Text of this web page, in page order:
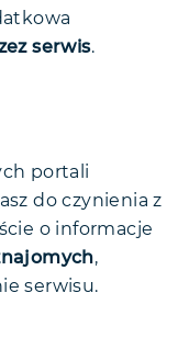
serwis.
portali
do czynienia z
o informacje
,
serwisu.